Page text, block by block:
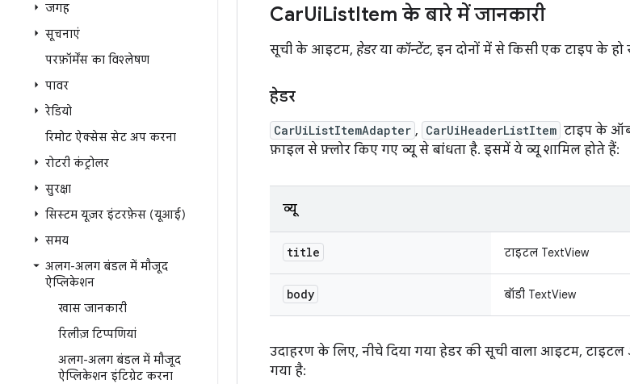
जगह
सूचनाएं
परफ़ॉर्मेंस का विश्लेषण
पावर
रेडियो
रिमोट ऐक्सेस सेट अप करना
रोटरी कंट्रोलर
सुरक्षा
सिस्टम यूज़र इंटरफ़ेस (यूआई)
समय
अलग-अलग बंडल में मौजूद
ऐप्लिकेशन
खास जानकारी
रिलीज़ टिप्पणियां
अलग-अलग बंडल में मौजूद
ऐप्लिकेशन इंटिग्रेट करना
CarUiListItem के बारे में जानकारी
सूची के आइटम, हेडरया कॉन्टेंट, इन दोनों में से किसी एक टाइप के
हेडर
CarUiListItemAdapter , CarUiHeaderListItem टाइप के
फ़ाइल से फ़्लोर किए गए व्यू से बांधता है. इसमें ये व्यू शामिल होते हैं:
व्यू
title टाइटल TextView
body बॉडी TextView
उदाहरण के लिए, नीचे दिया गया हेडर की सूची वाला आइटम, टाइटल
गया है: